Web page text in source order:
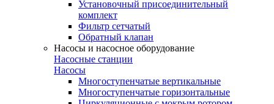
Установочный присоединительный
комплект
Фильтр сетчатый
Обратный клапан
Насосы и насосное оборудование
Насосные станции
Насосы
Многоступенчатые вертикальные
Многоступенчатые горизонтальные